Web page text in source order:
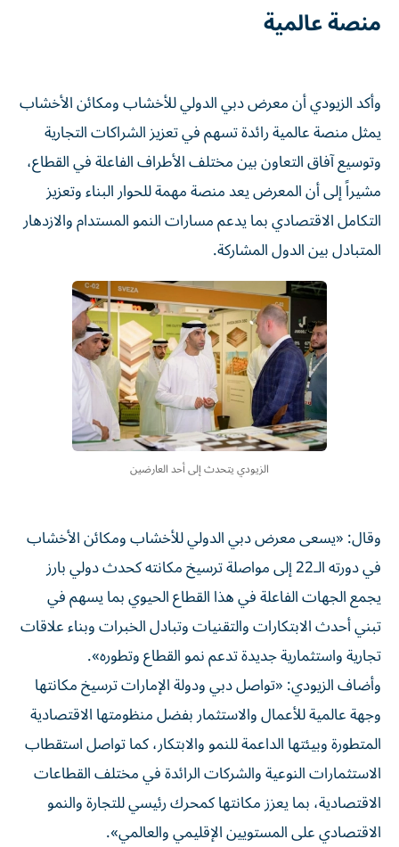
منصة عالمية
وأكد الزيودي أن معرض دبي الدولي للأخشاب ومكائن الأخشاب
يمثل منصة عالمية رائدة تسهم في تعزيز الشراكات التجارية
وتوسيع آفاق التعاون بين مختلف الأطراف الفاعلة في القطاع،
مشيراً إلى أن المعرض يعد منصة مهمة للحوار البناء وتعزيز
التكامل الاقتصادي بما يدعم مسارات النمو المستدام والازدهار
المتبادل بين الدول المشاركة.
الزيودي يتحدث إلى أحد العارضين
وقال: «يسعى معرض دبي الدولي للأخشاب ومكائن الأخشاب
في دورته الـ22 إلى مواصلة ترسيخ مكانته كحدث دولي بارز
يجمع الجهات الفاعلة في هذا القطاع الحيوي بما يسهم في
تبني أحدث الابتكارات والتقنيات وتبادل الخبرات وبناء علاقات
تجارية واستثمارية جديدة تدعم نمو القطاع وتطوره».
وأضاف الزيودي: «تواصل دبي ودولة الإمارات ترسيخ مكانتها
وجهة عالمية للأعمال والاستثمار بفضل منظومتها الاقتصادية
المتطورة وبيئتها الداعمة للنمو والابتكار، كما تواصل استقطاب
الاستثمارات النوعية والشركات الرائدة في مختلف القطاعات
الاقتصادية، بما يعزز مكانتها كمحرك رئيسي للتجارة والنمو
الاقتصادي على المستويين الإقليمي والعالمي».